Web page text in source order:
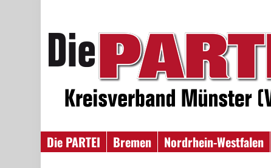
Die PARTEI Bremen Nordrhein-Westfalen